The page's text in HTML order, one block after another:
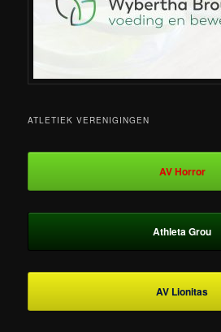
ATLETIEK VERENIGINGEN
AV Horror
Athleta Grou
AV Lionitas